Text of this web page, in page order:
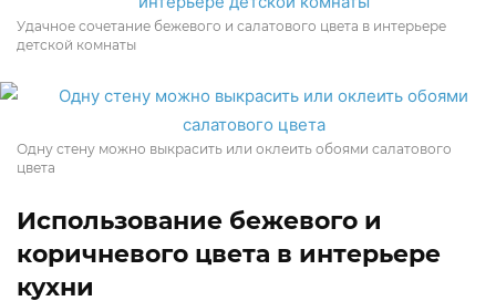
Удачное сочетание бежевого и салатового цвета в интерьере
детской комнаты
Одну стену можно выкрасить или оклеить обоями салатового
цвета
Использование бежевого и
коричневого цвета в интерьере
кухни